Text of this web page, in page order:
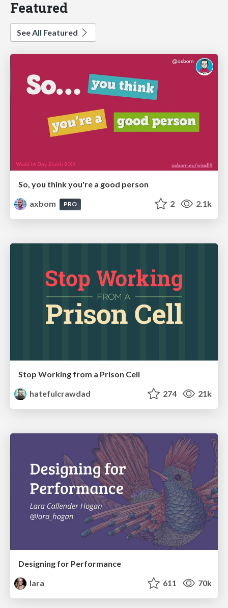
Featured
See All Featured
So, you think you're a good person
axbom
PRO 2 2.1k
Stop Working from a Prison Cell
hatefulcrawdad
274 21k
Designing for Performance
lara
611 70k